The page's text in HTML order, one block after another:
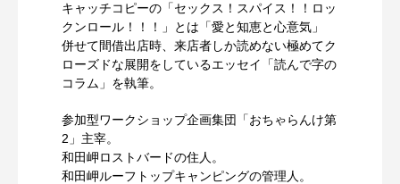
キャッチコピーの「セックス！スパイス！！ロッ
クンロール！！！」とは「愛と知恵と心意気」
併せて間借出店時、来店者しか読めない極めてク
ローズドな展開をしているエッセイ「読んで字の
コラム」を執筆。
参加型ワークショップ企画集団「おちゃらんけ第
2」主宰。
和田岬ロストバードの住人。
和田岬ルーフトップキャンピングの管理人。